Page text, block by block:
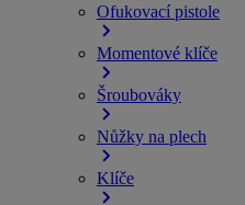
Ofukovací pistole
Momentové klíče
Šroubováky
Nůžky na plech
Klíče